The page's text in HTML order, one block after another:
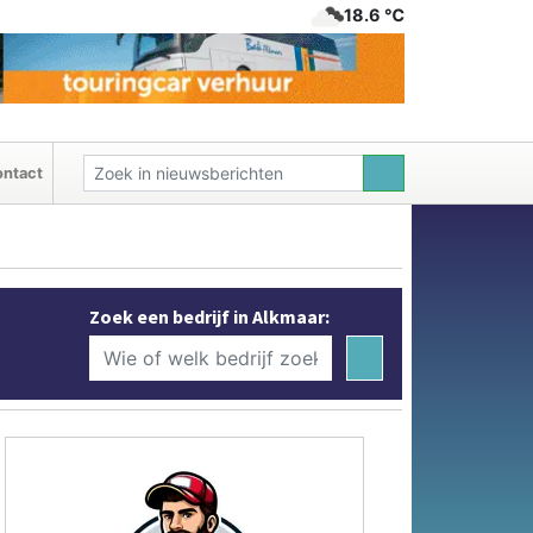
18.6 ℃
Zoek een bedrijf in Alkmaar: